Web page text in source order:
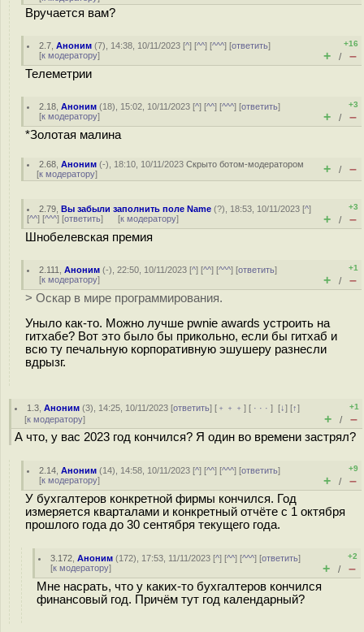
Вручается вам?
2.7 ,Аноним (7), 14:38, 10/11/2023 [^] [^^] [^^^] [ответить]
[к модератору]
+16
+ / –
Телеметрии
2.18 ,Аноним (18), 15:02, 10/11/2023 [^] [^^] [^^^] [ответить]
[к модератору]
+3
+ / –
*Золотая малина
2.68 ,Аноним (-), 18:10, 10/11/2023Скрыто ботом-модератором
[к модератору] + / –
2.79 ,Вы забыли заполнить поле Name (?), 18:53, 10/11/2023 [^]
[^^] [^^^] [ответить] [к модератору]
+3
+ / –
Шнобелевская премия
2.111 ,Аноним (-), 22:50, 10/11/2023 [^] [^^] [^^^] [ответить]
[к модератору]
+1
+ / –
> Оскар в мире программирования.
Уныло как-то. Можно лучше pwnie awards устроить на
гитхабе? Вот это было бы прикольно, если бы гитхаб и
всю ту печальную корпоративную эшушеру разнесли
вдрызг.
1.3 ,Аноним (3), 14:25, 10/11/2023 [ответить] [ ﹢﹢﹢] [ · · ·][↓] [↑]
[к модератору]
+1
+ / –
А что, у вас 2023 год кончился? Я один во времени застрял?
2.14 ,Аноним (14), 14:58, 10/11/2023 [^] [^^] [^^^] [ответить]
[к модератору]
+9
+ / –
У бухгалтеров конкретной фирмы кончился. Год
измеряется кварталами и конкретный отчёте с 1 октября
прошлого года до 30 сентября текущего года.
3.172 ,Аноним (172), 17:53, 11/11/2023 [^] [^^] [^^^] [ответить]
[к модератору]
+2
+ / –
Мне насрать, что у каких-то бухгалтеров кончился
финансовый год. Причём тут год календарный?